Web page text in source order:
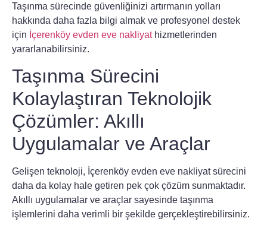
Taşınma sürecinde güvenliğinizi artırmanın yolları
hakkında daha fazla bilgi almak ve profesyonel destek
için İçerenköy evden eve nakliyathizmetlerinden
yararlanabilirsiniz.
Taşınma Sürecini
Kolaylaştıran Teknolojik
Çözümler: Akıllı
Uygulamalar ve Araçlar
Gelişen teknoloji, İçerenköy evden eve nakliyatsürecini
daha da kolay hale getiren pek çok çözüm sunmaktadır.
Akıllı uygulamalar ve araçlar sayesinde taşınma
işlemlerini daha verimli bir şekilde gerçekleştirebilirsiniz.